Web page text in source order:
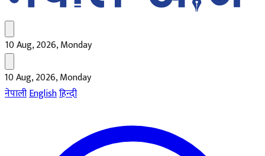
10 Aug, 2026, Monday
10 Aug, 2026, Monday
नेपालीEnglishहिन्दी